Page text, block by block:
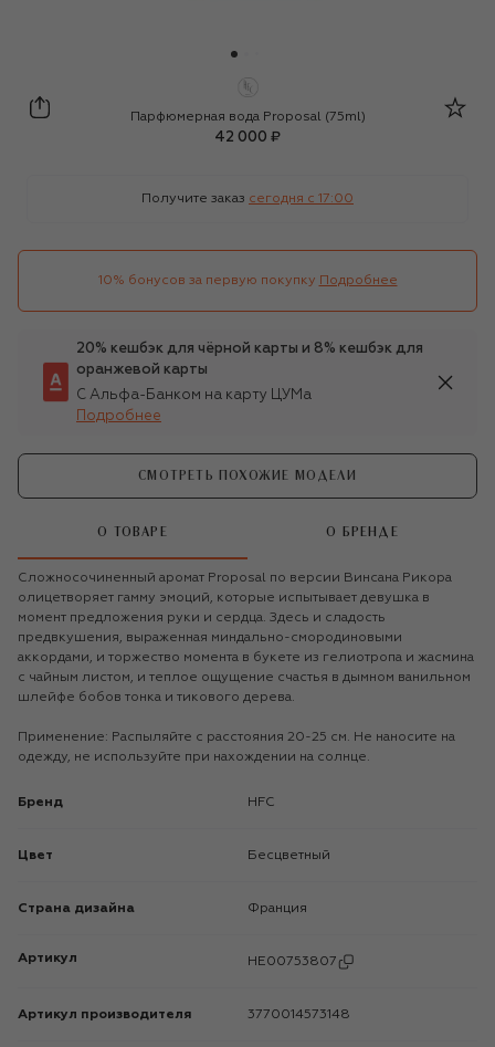
HFC
Парфюмерная вода Proposal (75ml)
42 000 ₽
Получите заказ сегодня c 17:00
10% бонусов за первую покупку Подробнее
20% кешбэк для чёрной карты и 8% кешбэк для
оранжевой карты
С Альфа-Банком на карту ЦУМа
Подробнее
СМОТРЕТЬ ПОХОЖИЕ МОДЕЛИ
О ТОВАРЕ О БРЕНДЕ
Сложносочиненный аромат Proposal по версии Винсана Рикора
олицетворяет гамму эмоций, которые испытывает девушка в
момент предложения руки и сердца. Здесь и сладость
предвкушения, выраженная миндально-смородиновыми
аккордами, и торжество момента в букете из гелиотропа и жасмина
с чайным листом, и теплое ощущение счастья в дымном ванильном
шлейфе бобов тонка и тикового дерева.
Применение: Распыляйте с расстояния 20-25 см. Не наносите на
одежду, не используйте при нахождении на солнце.
Бренд HFC
Цвет Бесцветный
Страна дизайна Франция
Артикул HE00753807
Артикул производителя 3770014573148